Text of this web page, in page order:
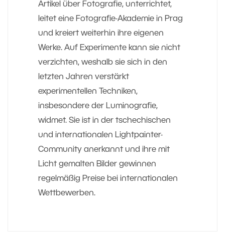
Artikel über Fotografie, unterrichtet,
leitet eine Fotografie-Akademie in Prag
und kreiert weiterhin ihre eigenen
Werke. Auf Experimente kann sie nicht
verzichten, weshalb sie sich in den
letzten Jahren verstärkt
experimentellen Techniken,
insbesondere der Luminografie,
widmet. Sie ist in der tschechischen
und internationalen Lightpainter-
Community anerkannt und ihre mit
Licht gemalten Bilder gewinnen
regelmäßig Preise bei internationalen
Wettbewerben.